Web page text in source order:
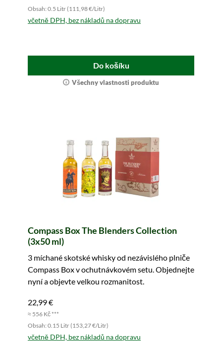
Obsah: 0.5 Litr (111,98 €/Litr)
včetně DPH, bez nákladů na dopravu
Do košíku
Všechny vlastnosti produktu
Compass Box The Blenders Collection
(3x50 ml)
3 míchané skotské whisky od nezávislého plniče
Compass Box v ochutnávkovém setu. Objednejte
nyní a objevte velkou rozmanitost.
22,99 €
≈ 556 Kč ***
Obsah: 0.15 Litr (153,27 €/Litr)
včetně DPH, bez nákladů na dopravu